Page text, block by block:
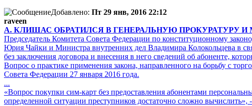
Добавлено: Пт 29 янв, 2016 22:12
raveen
А. КЛИШАС ОБРАТИЛСЯ В ГЕНЕРАЛЬНУЮ ПРОКУРАТУРУ И
Председатель Комитета Совета Федерации по конституционному
Юрия Чайки и Министра внутренних дел Владимира Колокольцева в
без заключения договора и внесения в него сведений об абоненте,
Вопрос о практике применения закона, направленного на борьбу с
Совета Федерации 27 января 2016 года.
...
«Вопрос покупки сим-карт без предоставления абонентами
определенной ситуации преступников достаточно сложно